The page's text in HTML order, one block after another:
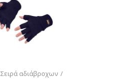
Σειρά αδιάβροχων